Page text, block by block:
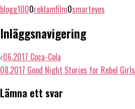
blogg1000reklamfilm0smarteyes
Inläggsnavigering
06.2017 Coca-Cola
08.2017 Good Night Stories for Rebel Girls
Lämna ett svar